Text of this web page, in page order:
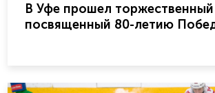
В Уфе прошел
посвященный 80-летию